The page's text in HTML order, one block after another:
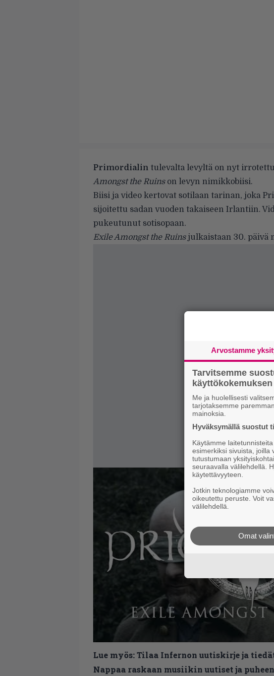
Primordialin tulevalta levyltä on nyt
Amongst the Ruinson levyn nimikkobiisi.
Biisi ja video kertovat sotilaan tarinan, joka
sijoitettu sadan vuoden takaiseen Irlantiin.
pukeutunut sotisopaan.
Exile Amongst the Ruinsjulkaistaan 30. päivä
Lue myös:Tilaa Infernon uutiskirje ja
Nappaa raskaan musiikin uutiset ja
Arvostamme
Tarvitsemme
käyttökokemuksen
Me ja huolellisesti
tarjotaksemme
mainoksia.
Hyväksymällä suostut
Käytämme
esimerkiksi sivuista, joilla
tutustumaan
seuraavalla välilehdellä.
käytettävyyteen.
Jotkin teknologiamme
oikeutettu peruste. Voit
välilehdellä.
Omat